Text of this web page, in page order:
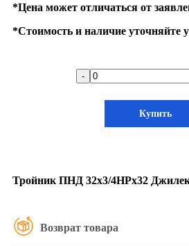
*Цена может отличаться от
*Стоимость и наличие уточняйте
-
Купить
Тройник ПНД 32х3/4НРх32
Возврат товара